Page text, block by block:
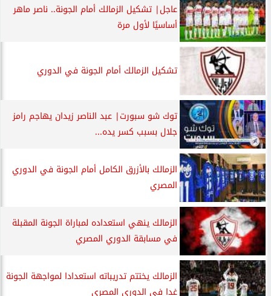
عاجل| تشكيل الزمالك أمام الجونة.. ناصر ماهر
أساسيًا لأول مرة
تشكيل الزمالك أمام الجونة في الدوري
توك شو سبورت| عبد الناصر زيدان يهاجم رامز
جلال بسبب كسر يده...
الزمالك بالأزرق الكامل أمام الجونة في الدوري
المصري
الزمالك ينهي استعداده لمباراة الجونة المقبلة
في مسابقة الدوري المصري
الزمالك يختتم تدريباته استعدادا لمواجهة الجونة
غدا في الدوري المصري